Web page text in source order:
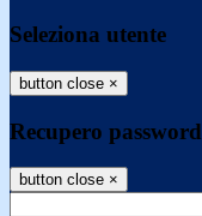
Seleziona utente
button close ×
Recupero password
button close ×